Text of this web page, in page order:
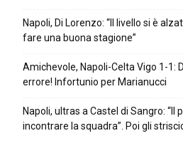
Napoli, Di Lorenzo: “Il livello si è
fare una buona stagione”
Amichevole, Napoli-Celta Vigo 1-1:
errore! Infortunio per Marianucci
Napoli, ultras a Castel di Sangro: “Il
incontrare la squadra”. Poi gli